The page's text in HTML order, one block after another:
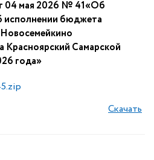
мая 2026 № 41«Об
исполнении бюджета
Красноярский Самарской
года»
Скачать